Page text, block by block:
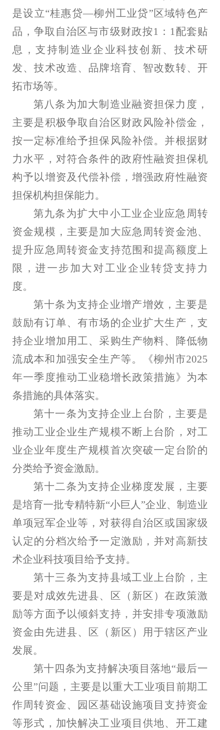
是设立“桂惠贷—柳州工业贷”区域特色产
品，争取自治区与市级财政按1 ： 1配套贴
息，支持制造业企业科技创新、技术研
发、技术改造、品牌培育、智改数转、开
拓市场等。
第八条为加大制造业融资担保力度，
主要是积极争取自治区财政风险补偿金，
按一定标准给予担保风险补偿。并根据财
力水平，对符合条件的政府性融资担保机
构予以增资及代偿补偿，增强政府性融资
担保机构担保能力。
第九条为扩大中小工业企业应急周转
资金规模，主要是加大应急周转资金池、
提升应急周转资金支持范围和提高额度上
限，进一步加大对工业企业转贷支持力
度。
第十条为支持企业增产增效，主要是
鼓励有订单、有市场的企业扩大生产，支
持企业增加用工、采购生产物料、降低物
流成本和加强安全生产等。《柳州市2025
年一季度推动工业稳增长政策措施》为本
条措施的具体落实。
第十一条为支持企业上台阶，主要是
推动工业企业生产规模不断上台阶，对工
业企业年度生产规模首次突破一定台阶的
分类给予资金激励。
第十二条为支持企业梯度发展，主要
是培育一批专精特新“小巨人”企业、制造业
单项冠军企业等，对获得自治区或国家级
认定的分档次给予一定激励，并对高新技
术企业科技项目给予支持。
第十三条为支持县域工业上台阶，主
要是对成效先进县、区（新区）在政策激
励等方面予以倾斜支持，并安排专项激励
资金由先进县、区（新区）用于辖区产业
发展。
第十四条为支持解决项目落地“最后一
公里”问题，主要是以重大工业项目前期工
作周转资金、园区基础设施项目支持资金
等形式，加快解决工业项目供地、开工建